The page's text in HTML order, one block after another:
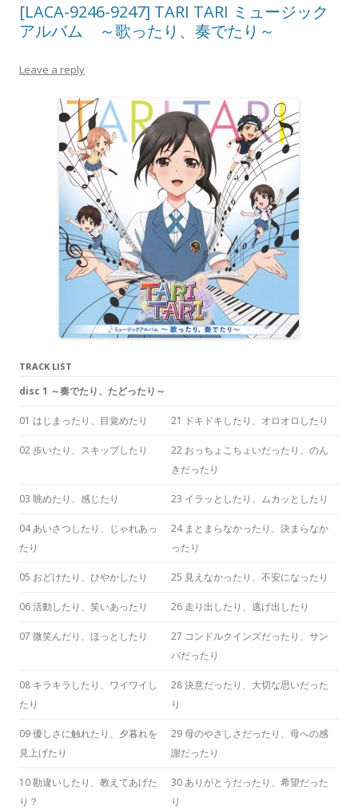
[LACA-9246-9247] TARI TARI ミュージック
アルバム ～歌ったり、奏でたり～
Leave a reply
TRACK LIST
disc 1 ～奏でたり、たどったり～
01 はじまったり、目覚めたり 21 ドキドキしたり、オロオロしたり
02 歩いたり、スキップしたり
22 おっちょこちょいだったり、のん
きだったり
03 眺めたり、感じたり 23 イラッとしたり、ムカッとしたり
04 あいさつしたり、じゃれあっ
たり
24 まとまらなかったり、決まらなか
ったり
05 おどけたり、ひやかしたり 25 見えなかったり、不安になったり
06 活動したり、笑いあったり 26 走り出したり、逃げ出したり
07 微笑んだり、ほっとしたり
27 コンドルクインズだったり、サン
バだったり
08 キラキラしたり、ワイワイし
たり
28 決意だったり、大切な思いだった
り
09 優しさに触れたり、夕暮れを
見上げたり
29 母のやさしさだったり、母への感
謝だったり
10 勘違いしたり、教えてあげた
り？
30 ありがとうだったり、希望だった
り